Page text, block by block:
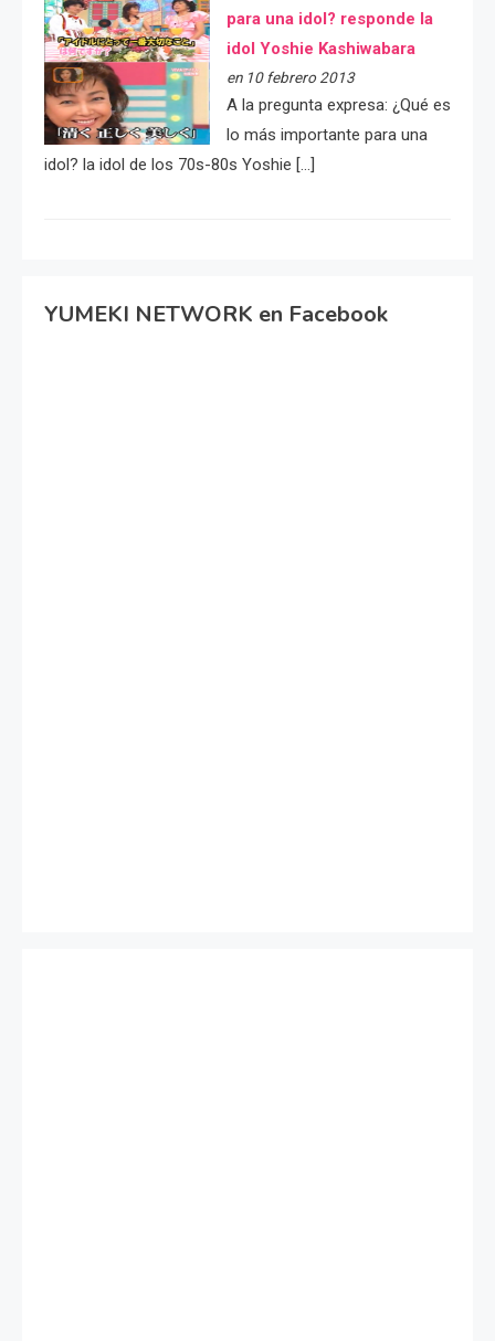
para una idol? responde la
idol Yoshie Kashiwabara
en 10 febrero 2013
A la pregunta expresa: ¿Qué es
lo más importante para una
idol? la idol de los 70s-80s Yoshie […]
YUMEKI NETWORK en Facebook